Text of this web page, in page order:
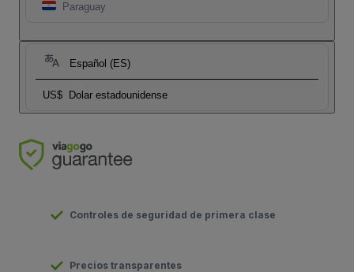
Paraguay
Español (ES)
US$ Dolar estadounidense
Controles de seguridad de primera clase
Precios transparentes